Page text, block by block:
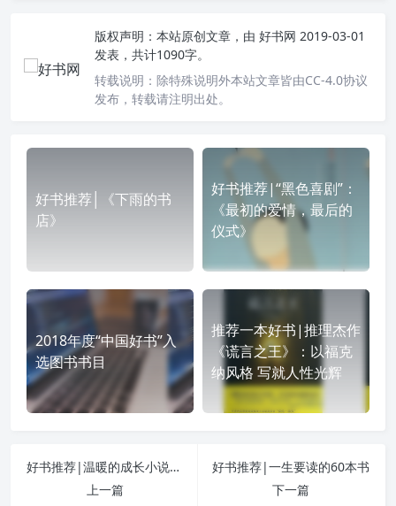
版权声明： 本站原创文章，由 好书网 2019-03-01
发表，共计1090字。
转载说明： 除特殊说明外本站文章皆由CC-4.0协议
发布，转载请注明出处。
好书推荐│《下雨的书
店》
好书推荐|“黑色喜剧”：
《最初的爱情，最后的
仪式》
2018年度“中国好书”入
选图书书目
推荐一本好书|推理杰作
《谎言之王》：以福克
纳风格 写就人性光辉
好书推荐|温暖的成长小说：《橘子不是唯一的水果》
上一篇
好书推荐|一生要读的60本书
下一篇